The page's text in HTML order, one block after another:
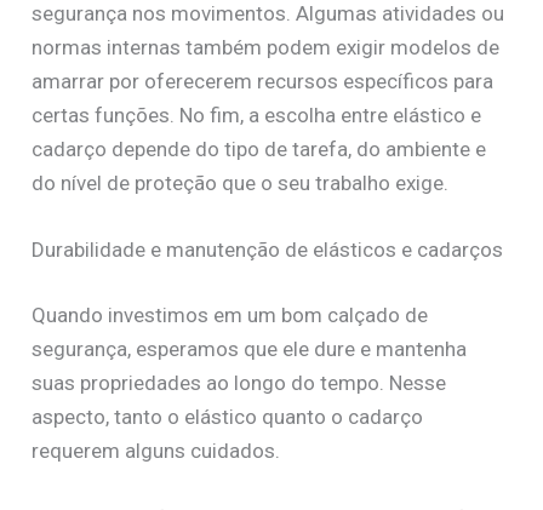
segurança nos movimentos. Algumas atividades ou
normas internas também podem exigir modelos de
amarrar por oferecerem recursos específicos para
certas funções. No fim, a escolha entre elástico e
cadarço depende do tipo de tarefa, do ambiente e
do nível de proteção que o seu trabalho exige.
Durabilidade e manutenção de elásticos e cadarços
Quando investimos em um bom calçado de
segurança, esperamos que ele dure e mantenha
suas propriedades ao longo do tempo. Nesse
aspecto, tanto o elástico quanto o cadarço
requerem alguns cuidados.